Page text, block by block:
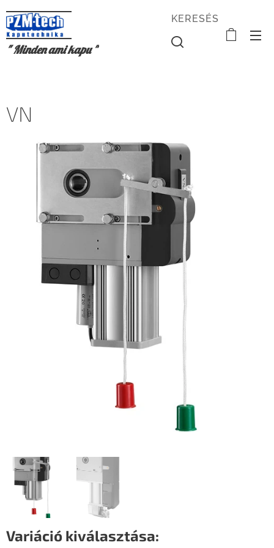
" Minden ami kapu "
KERESÉS
VN
Variáció kiválasztása: